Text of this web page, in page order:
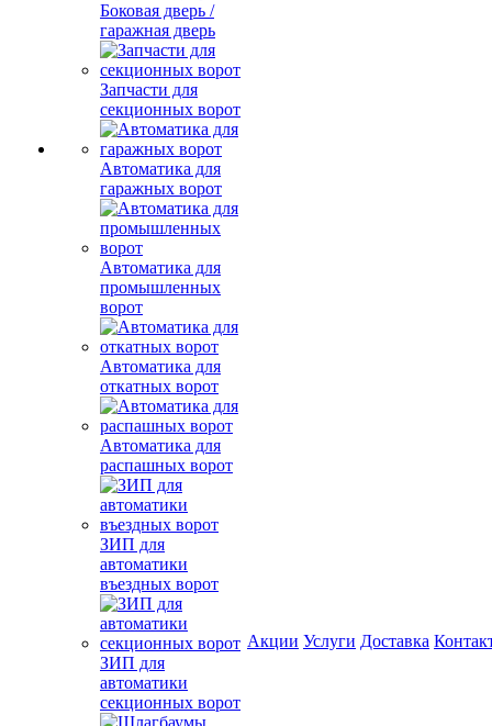
Боковая дверь /
гаражная дверь
Запчасти для
секционных ворот
Автоматика для
гаражных ворот
Автоматика для
промышленных
ворот
Автоматика для
откатных ворот
Автоматика для
распашных ворот
ЗИП для
автоматики
въездных ворот
ЗИП для
автоматики
секционных ворот
Акции Услуги Доставка